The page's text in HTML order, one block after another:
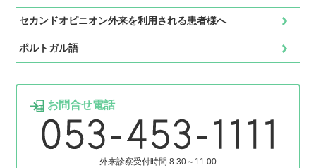
セカンドオピニオン外来を利用される患者様へ
ポルトガル語
お問合せ電話
外来診察受付時間 8:30～11:00